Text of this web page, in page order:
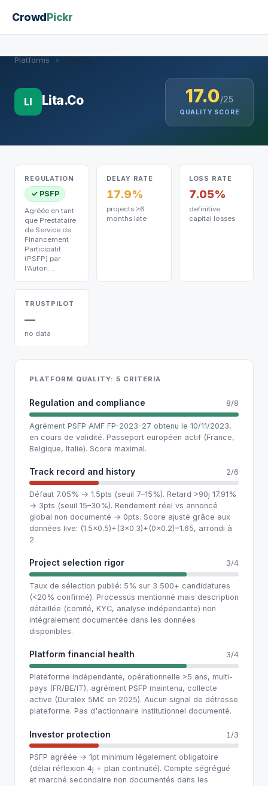
CrowdPickr
Platforms › Lita.Co
LI Lita.Co 17.0/25
QUALITY SCORE
REGULATION
✓ PSFP
Agréée en tant
que Prestataire
de Service de
Financement
Participatif
(PSFP) par
l'Autori…
DELAY RATE
17.9%
projects >6
months late
LOSS RATE
7.05%
definitive
capital losses
TRUSTPILOT
—
no data
PLATFORM QUALITY: 5 CRITERIA
Regulation and compliance 8/8
Agrément PSFP AMF FP-2023-27 obtenu le 10/11/2023,
en cours de validité. Passeport européen actif (France,
Belgique, Italie). Score maximal.
Track record and history 2/6
Défaut 7.05% → 1.5pts (seuil 7–15%). Retard >90j 17.91%
→ 3pts (seuil 15–30%). Rendement réel vs annoncé
global non documenté → 0pts. Score ajusté grâce aux
données live: (1.5×0.5)+(3×0.3)+(0×0.2)=1.65, arrondi à
2.
Project selection rigor 3/4
Taux de sélection publié: 5% sur 3 500+ candidatures
(<20% confirmé). Processus mentionné mais description
détaillée (comité, KYC, analyse indépendante) non
intégralement documentée dans les données
disponibles.
Platform financial health 3/4
Plateforme indépendante, opérationnelle >5 ans, multi-
pays (FR/BE/IT), agrément PSFP maintenu, collecte
active (Duralex 5M€ en 2025). Aucun signal de détresse
plateforme. Pas d'actionnaire institutionnel documenté.
Investor protection 1/3
PSFP agréée → 1pt minimum légalement obligatoire
(délai réflexion 4j + plan continuité). Compte ségrégué
et marché secondaire non documentés dans les